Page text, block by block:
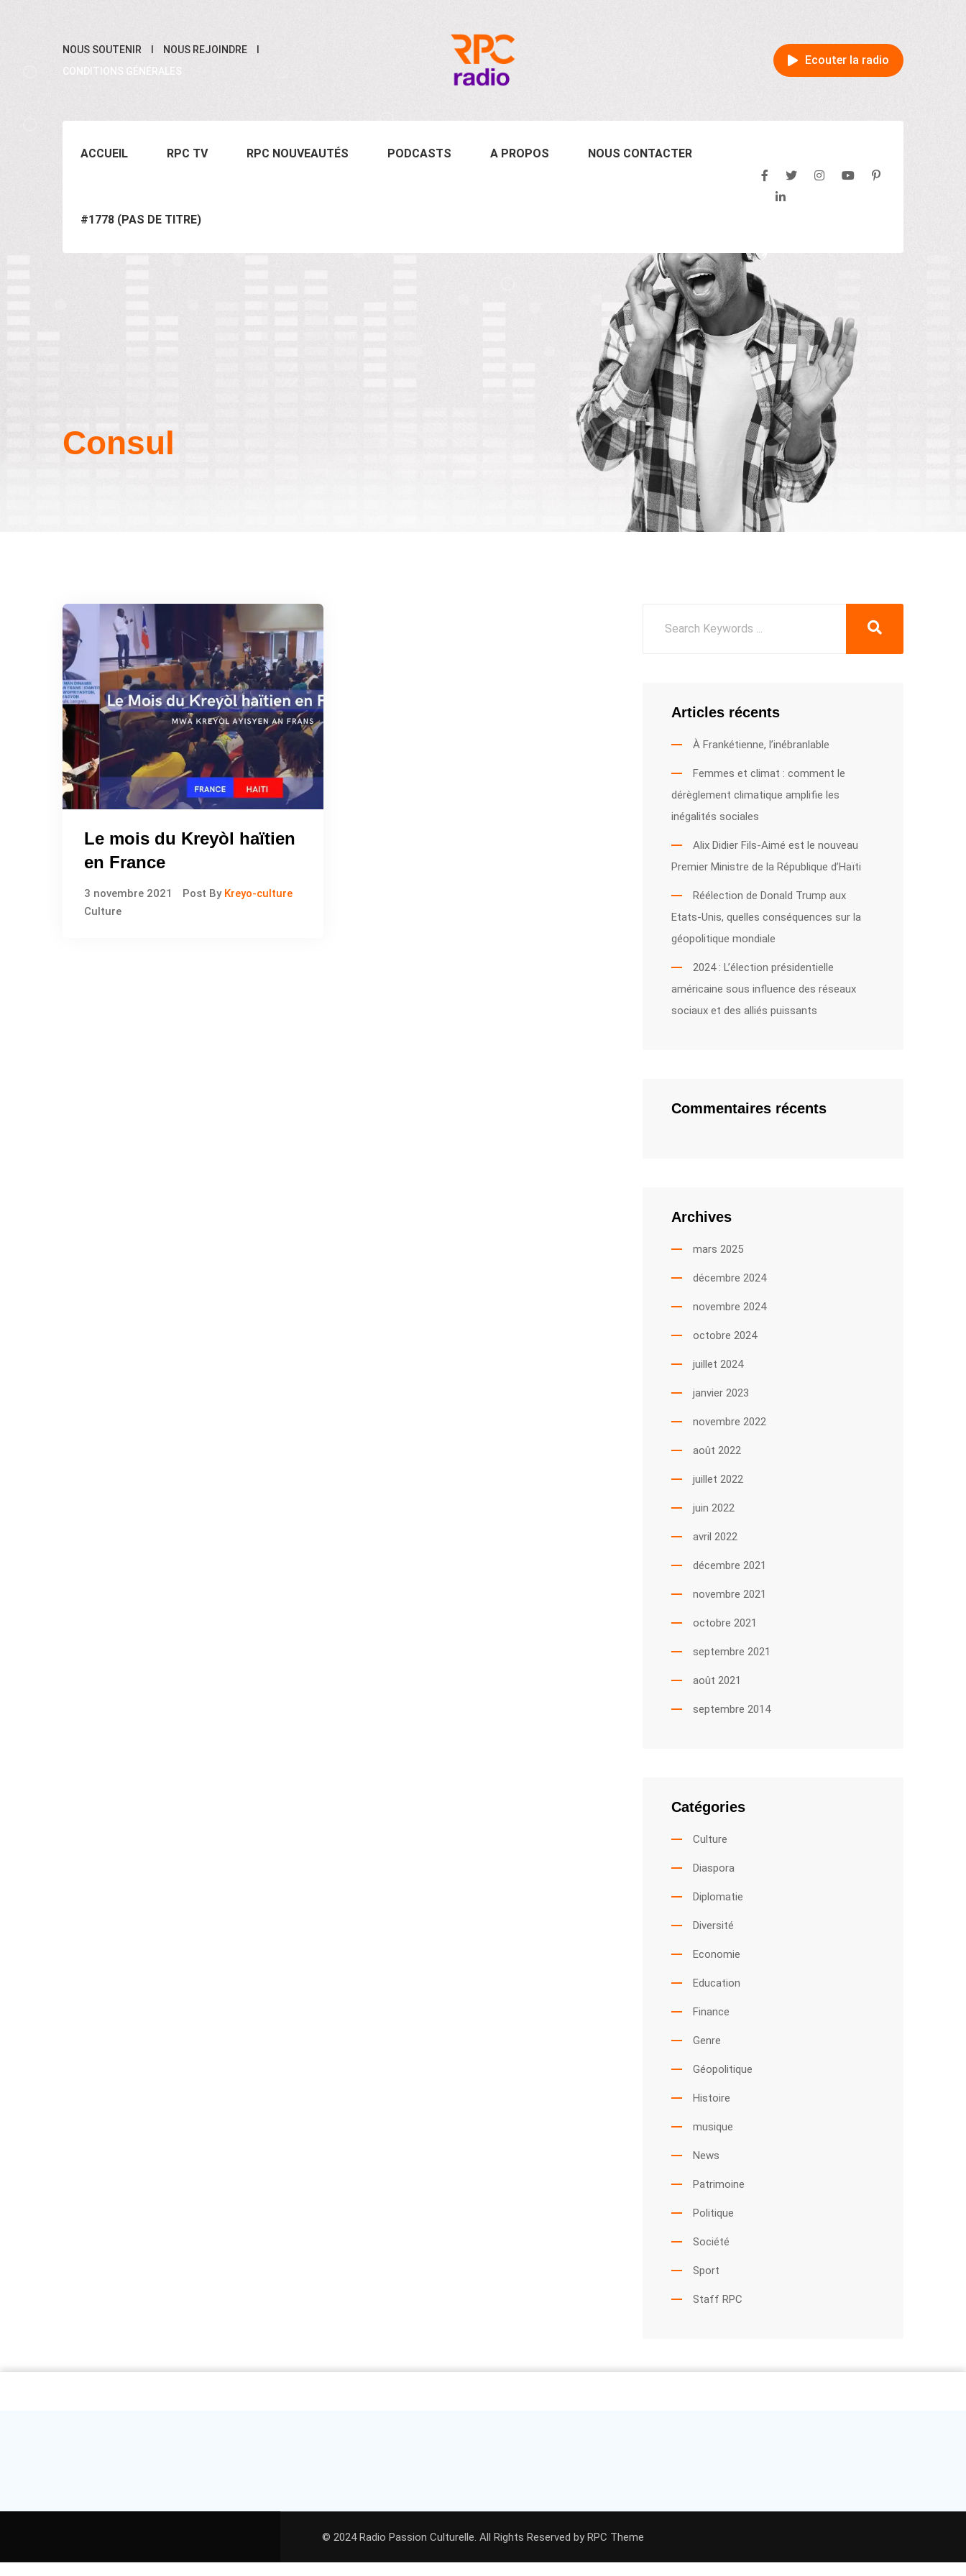
NOUS SOUTENIR
NOUS REJOINDRE
CONDITIONS GÉNÉRALES
Ecouter la radio
ACCUEIL RPC TV RPC NOUVEAUTÉS PODCASTS A PROPOS NOUS CONTACTER
#1778 (PAS DE TITRE)
Consul
Le mois du Kreyòl haïtien
en France
3 novembre 2021 Post By Kreyo-culture
Culture
Articles récents
À Frankétienne, l’inébranlable
Femmes et climat : comment le
dérèglement climatique amplifie les
inégalités sociales
Alix Didier Fils-Aimé est le nouveau
Premier Ministre de la République d’Haïti
Réélection de Donald Trump aux
Etats-Unis, quelles conséquences sur la
géopolitique mondiale
2024 : L’élection présidentielle
américaine sous influence des réseaux
sociaux et des alliés puissants
Commentaires récents
Archives
mars 2025
décembre 2024
novembre 2024
octobre 2024
juillet 2024
janvier 2023
novembre 2022
août 2022
juillet 2022
juin 2022
avril 2022
décembre 2021
novembre 2021
octobre 2021
septembre 2021
août 2021
septembre 2014
Catégories
Culture
Diaspora
Diplomatie
Diversité
Economie
Education
Finance
Genre
Géopolitique
Histoire
musique
News
Patrimoine
Politique
Société
Sport
Staff RPC
© 2024 Radio Passion Culturelle. All Rights Reserved byRPC Theme